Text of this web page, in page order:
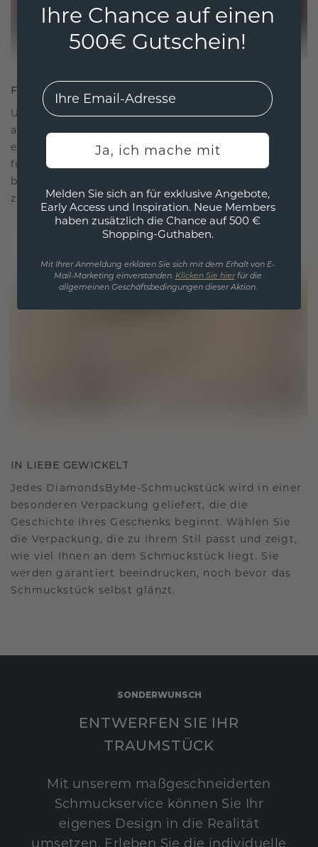
FÜR VERBINDUNGEN GESCHAFFEN
Unsere Designphilosophie ist auf Verbindung
ausgelegt, wobei jedes Stück so gestaltet ist, dass
es die Zeit überdauert. Es wird zu Ihrem Symbol
für Liebe und wertvolle Momente, das dazu
bestimmt ist, für immer getragen und geschätzt
zu werden.
IN LIEBE GEWICKELT
Jedes DiamondsByMe-Schmuckstück wird in einer
besonderen Verpackung geliefert, die die
Geschichte Ihres Geschenks beginnt. Wählen Sie
die Verpackung, die zu Ihrem Stil passt und zeigt,
wie viel Ihnen an dem Schmuckstück liegt. Sie
werden garantiert beeindrucken, noch bevor das
Schmuckstück selbst glänzt.
SONDERWUNSCH
ENTWERFEN SIE IHR
TRAUMSTÜCK
Mit unserem maßgeschneiderten
Schmuckservice können Sie Ihr
eigenes Design in die Realität
umsetzen. Erleben Sie die individuelle
Ihre Chance auf einen
500€ Gutschein!
EMail
Ja, ich mache mit
Melden Sie sich an für exklusive Angebote,
Early Access und Inspiration. Neue Members
haben zusätzlich die Chance auf 500 €
Shopping-Guthaben.
Mit Ihrer Anmeldung erklären Sie sich mit dem Erhalt von E-
Mail-Marketing einverstanden. Klicken Sie hierfür die
allgemeinen Geschäftsbedingungen dieser Aktion.